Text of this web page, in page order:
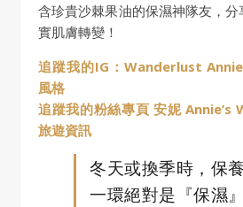
含珍貴沙棘果油的保濕神隊友，
實肌膚轉變！
追蹤我的IG：Wanderlust
風格
追蹤我的粉絲專頁 安妮
旅遊資訊
冬天或換季時，保
一環絕對是『保濕』